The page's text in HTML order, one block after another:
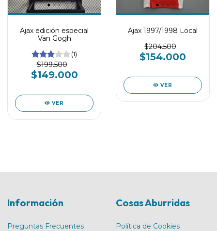
Ajax edición especial
Van Gogh
(1)
$199.500
$149.000
VER
Ajax 1997/1998 Local
$204.500
$154.000
VER
Información
Preguntas Frecuentes
Cosas Aburridas
Política de Cookies